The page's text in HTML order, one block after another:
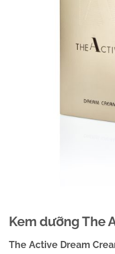
Kem dưỡng The
The Active Dream